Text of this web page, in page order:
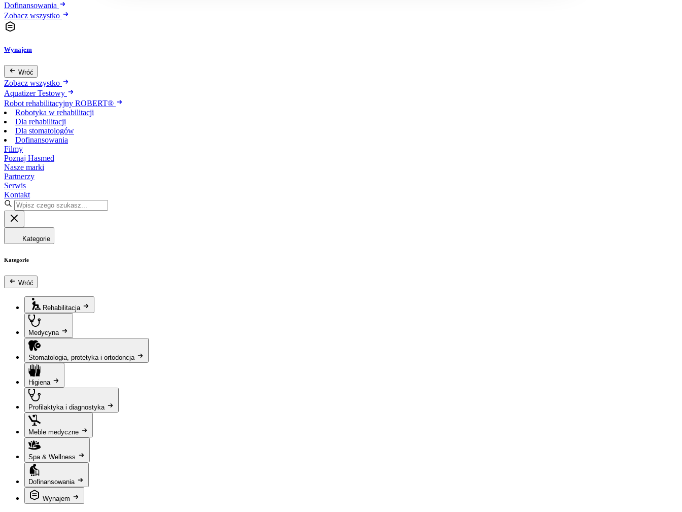
Dofinansowania
Zobacz wszystko
Wynajem
Wróć
Zobacz wszystko
Aquatizer Testowy
Robot rehabilitacyjny ROBERT®
Robotyka w rehabilitacji
Dla rehabilitacji
Dla stomatologów
Dofinansowania
Filmy
Poznaj Hasmed
Nasze marki
Partnerzy
Serwis
Kontakt
Kategorie
Kategorie
Wróć
Rehabilitacja
Medycyna
Stomatologia, protetyka i ortodoncja
Higiena
Profilaktyka i diagnostyka
Meble medyczne
Spa & Wellness
Dofinansowania
Wynajem